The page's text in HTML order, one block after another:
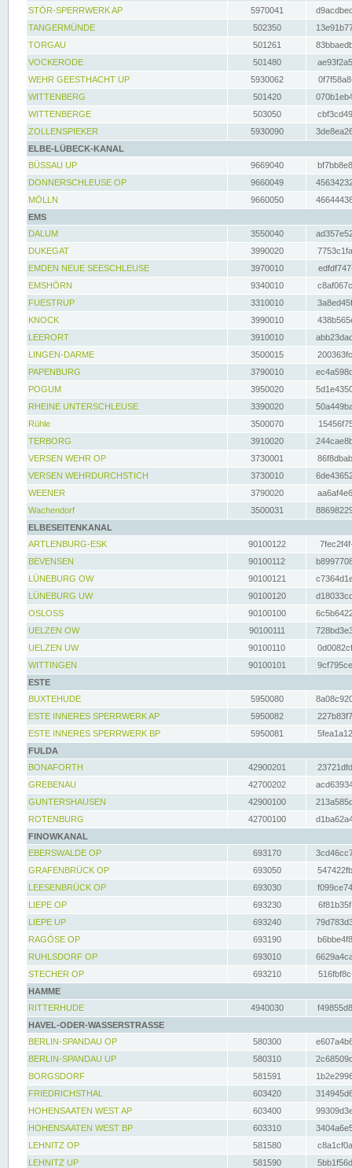
STÖR-SPERRWERK AP 5970041
TANGERMÜNDE
502350
TORGAU
501261
VOCKERODE
501480
WEHR GEESTHACHT UP
5930062
WITTENBERG
501420
WITTENBERGE
503050
ZOLLENSPIEKER
5930090
ELBE-LÜBECK-KANAL
BÜSSAU UP
9669040
DONNERSCHLEUSE OP
9660049
MÖLLN
9660050
EMS
DALUM
3550040
DUKEGAT
3990020
EMDEN NEUE SEESCHLEUSE
3970010
EMSHÖRN
9340010
FUESTRUP
3310010
KNOCK
3990010
LEERORT
3910010
LINGEN-DARME
3500015
PAPENBURG
3790010
POGUM
3950020
RHEINE UNTERSCHLEUSE
3390020
Rühle
3500070
TERBORG
3910020
VERSEN WEHR OP
3730001
VERSEN WEHRDURCHSTICH
3730010
WEENER
3790020
Wachendorf
3500031
ELBESEITENKANAL
ARTLENBURG-ESK
90100122
BEVENSEN
90100112
LÜNEBURG OW
90100121
LÜNEBURG UW
90100120
OSLOSS
90100100
UELZEN OW
90100111
UELZEN UW
90100110
WITTINGEN
90100101
ESTE
BUXTEHUDE
5950080
ESTE INNERES SPERRWERK AP
5950082
ESTE INNERES SPERRWERK BP
5950081
FULDA
BONAFORTH
42900201
GREBENAU
42700202
GUNTERSHAUSEN
42900100
ROTENBURG
42700100
FINOWKANAL
EBERSWALDE OP
693170
GRAFENBRÜCK OP
693050
LEESENBRÜCK OP
693030
LIEPE OP
693230
LIEPE UP
693240
RAGÖSE OP
693190
RUHLSDORF OP
693010
STECHER OP
693210
HAMME
RITTERHUDE
4940030
HAVEL-ODER-WASSERSTRASSE
BERLIN-SPANDAU OP
580300
BERLIN-SPANDAU UP
580310
BORGSDORF
581591
FRIEDRICHSTHAL
603420
HOHENSAATEN WEST AP
603400
HOHENSAATEN WEST BP
603310
LEHNITZ OP
581580
LEHNITZ UP
581590